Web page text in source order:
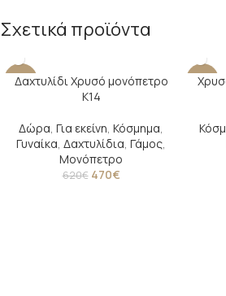
Σχετικά προϊόντα
-24%
Δαχτυλίδι Χρυσό μονόπετρο
Κ14
Δώρα, Για εκείνη, Κόσμημα,
Γυναίκα, Δαχτυλίδια, Γάμος,
Μονόπετρο
620€ 470€
-14%